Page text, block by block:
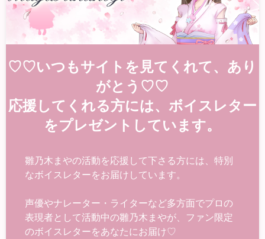
♡♡いつもサイトを見てくれて、あり
がとう♡♡
応援してくれる方には、ボイスレター
をプレゼントしています。
雛乃木まやの活動を応援して下さる方には、特別
なボイスレターをお届けしています。
声優やナレーター・ライターなど多方面でプロの
表現者として活動中の雛乃木まやが、ファン限定
のボイスレターをあなたにお届け♡